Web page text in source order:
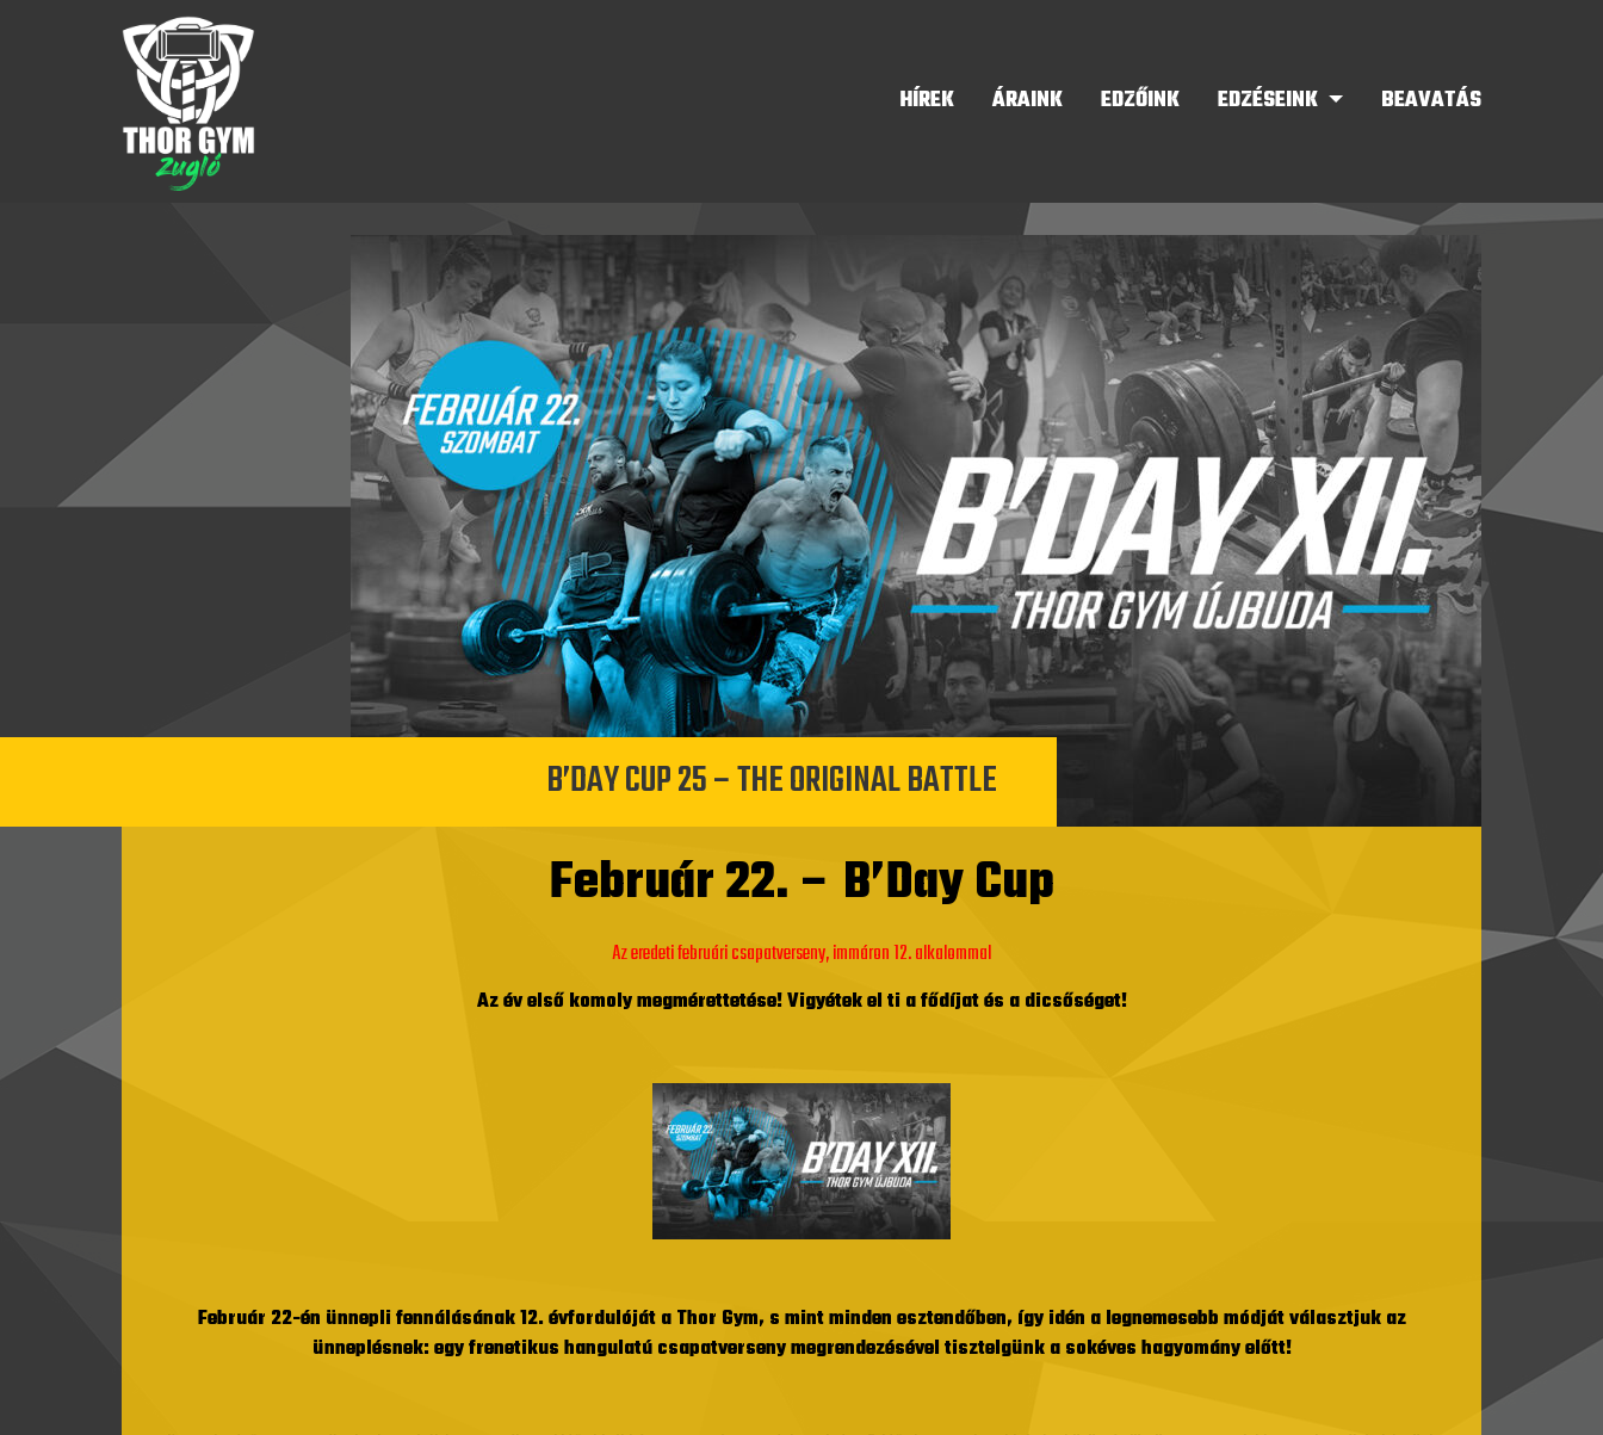
HÍREK ÁRAINK EDZŐINK EDZÉSEINK BEAVATÁS
B’DAY CUP 25 – THE ORIGINAL BATTLE
Február 22. – B’Day Cup
Az eredeti februári csapatverseny, immáron 12. alkalommal
Az év első komoly megmérettetése! Vigyétek el ti a fődíjat és a dicsőséget!
Február 22-én ünnepli fennálásának 12. évfordulóját a Thor Gym, s mint minden esztendőben, így idén a legnemesebb módját választjuk az
ünneplésnek: egy frenetikus hangulatú csapatverseny megrendezésével tisztelgünk a sokéves hagyomány előtt!